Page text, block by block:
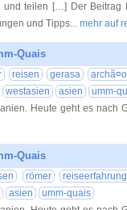
und teilen […] Der Beitrag
und Tipps... mehr auf
Quais
reisen gerasa
westasien asien
umm-
Heute geht es nach
Quais
römer
reiseerfahrung
asien
umm-quais